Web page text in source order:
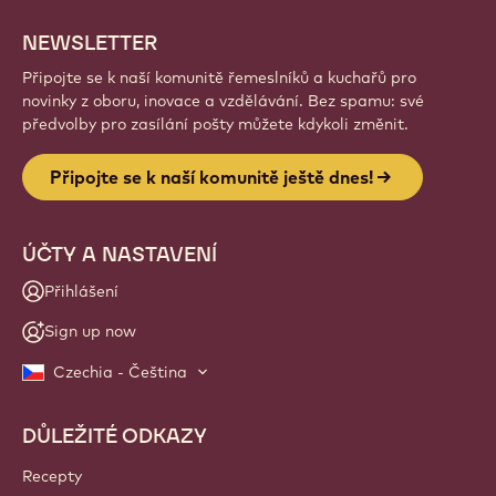
NEWSLETTER
Připojte se k naší komunitě řemeslníků a kuchařů pro
novinky z oboru, inovace a vzdělávání. Bez spamu: své
předvolby pro zasílání pošty můžete kdykoli změnit.
Připojte se k naší komunitě ještě dnes!
ÚČTY A NASTAVENÍ
Přihlášení
Sign up now
Czechia - Čeština
Footer
Callebaut
DŮLEŽITÉ ODKAZY
Recepty